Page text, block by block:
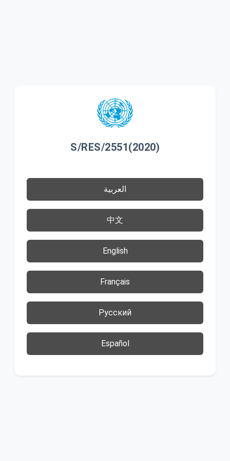
S/RES/2551(2020)
العربية
中文
English
Français
Русский
Español